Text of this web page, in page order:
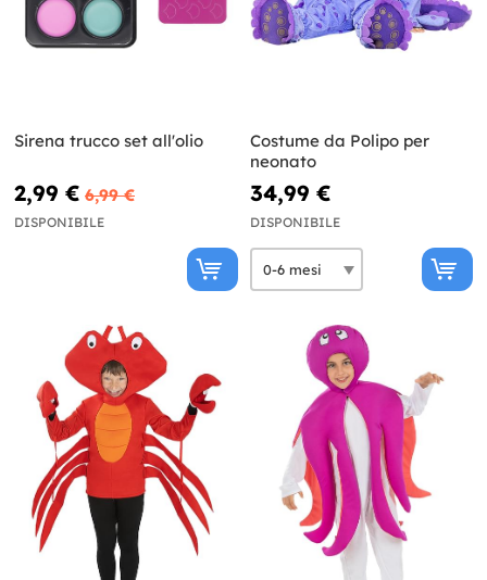
Sirena trucco set all'olio
2,99 € 6,99 €
DISPONIBILE
Costume da Polipo per
neonato
34,99 €
DISPONIBILE